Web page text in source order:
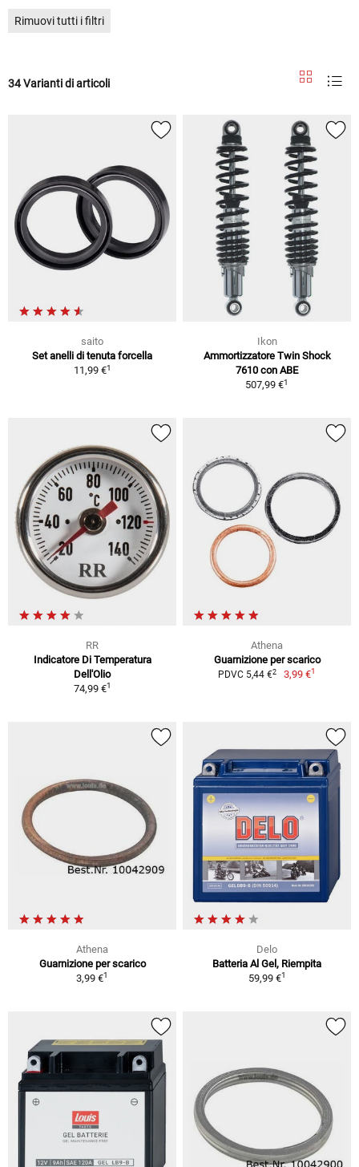
Rimuovi tutti i filtri
34 Varianti di articoli
saito
Set anelli di tenuta forcella
11,99 €1
Ikon
Ammortizzatore Twin Shock
7610 con ABE
507,99 €1
RR
Indicatore Di Temperatura
Dell'Olio
74,99 €1
Athena
Guarnizione per scarico
PDVC 5,44 €2 3,99 €1
Athena
Guarnizione per scarico
3,99 €1
Delo
Batteria Al Gel, Riempita
59,99 €1